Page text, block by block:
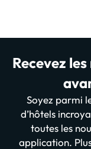
Recevez
Soyez parmi
d’hôtels
toutes les
application.